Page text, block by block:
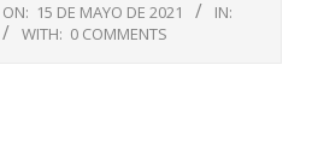
ON: 15 DE MAYO DE 2021
IN:
WITH: 0 COMMENTS